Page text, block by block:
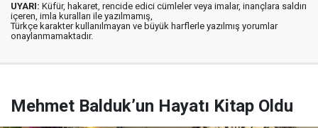
UYARI: Küfür, hakaret, rencide edici cümleler veya imalar, inançlara saldırı
içeren, imla kuralları ile yazılmamış,
Türkçe karakter kullanılmayan ve büyük harflerle yazılmış yorumlar
onaylanmamaktadır.
Mehmet Balduk’un Hayatı Kitap Oldu